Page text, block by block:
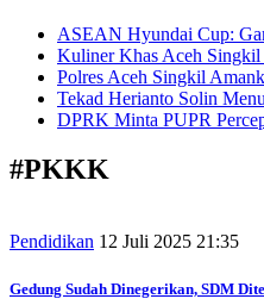
ASEAN Hyundai Cup:
Kuliner Khas Aceh Singkil
Polres Aceh Singkil
Tekad Herianto Solin
DPRK Minta PUPR
#PKKK
Pendidikan 12 Juli 2025 21:35
Gedung Sudah Dinegerikan, SDM